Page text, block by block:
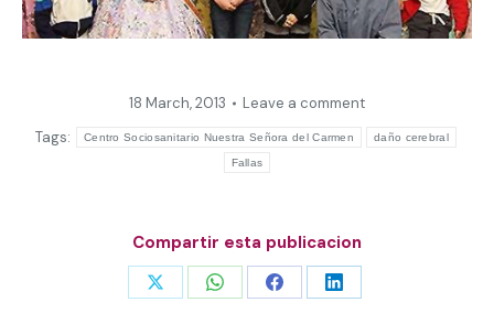
18 March, 2013
Leave a comment
Tags:
Centro Sociosanitario Nuestra Señora del Carmen daño cerebral
Fallas
Compartir esta publicacion
Share Share Share Share